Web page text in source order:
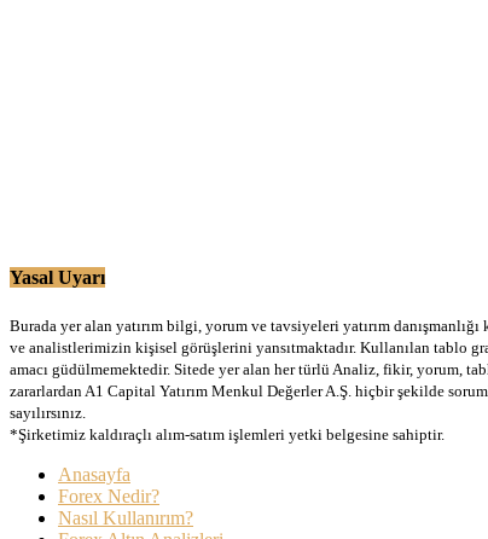
Yasal Uyarı
Burada yer alan yatırım bilgi, yorum ve tavsiyeleri yatırım
ve analistlerimizin kişisel görüşlerini yansıtmaktadır. Kullanılan tablo
amacı güdülmemektedir. Sitede yer alan her türlü Analiz, fikir, yorum,
zararlardan A1 Capital Yatırım Menkul Değerler A.Ş. hiçbir şekilde
sayılırsınız.
*Şirketimiz kaldıraçlı alım-satım işlemleri yetki belgesine sahiptir.
Anasayfa
Forex Nedir?
Nasıl Kullanırım?